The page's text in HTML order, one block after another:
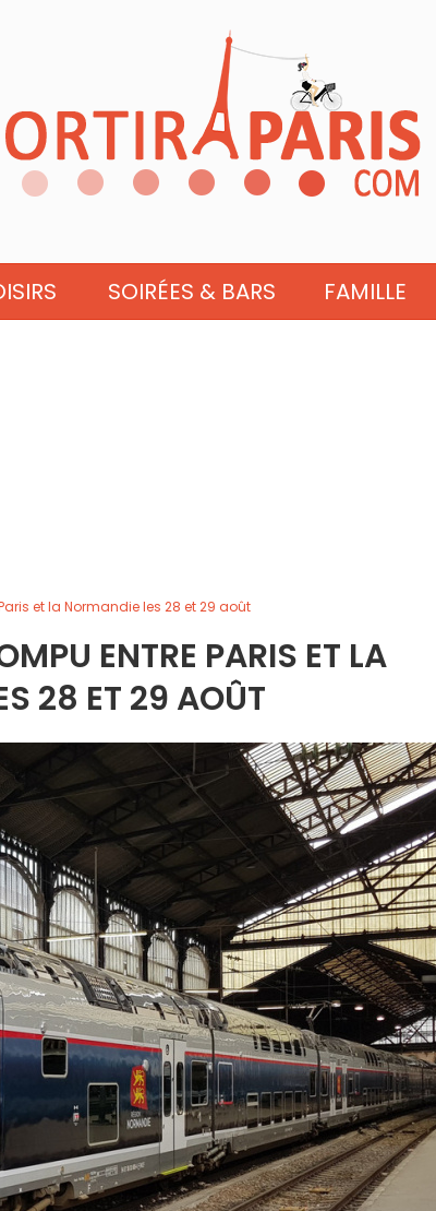
SOIRÉES & BARS FAMILLE
et la Normandie les 28 et 29 août
ENTRE PARIS ET LA
28 ET 29 AOÛT